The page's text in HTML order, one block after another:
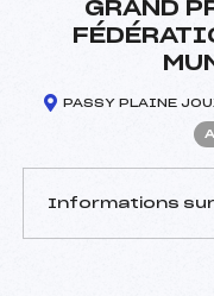
GRAND
PASSY PLAINE
Informations sur